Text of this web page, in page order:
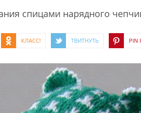
спицами нарядного
КЛАСС! ТВИТНУТЬ PIN